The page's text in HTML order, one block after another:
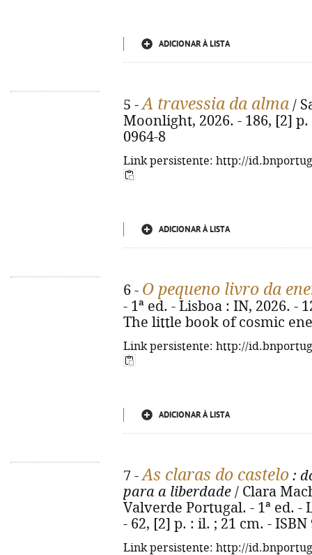
ADICIONAR À LISTA
5 -A travessia da alma /
Moonlight, 2026. - 186, [2] p.
0964-8
Link persistente: http://
ADICIONAR À LISTA
6 - O pequeno livro da
- 1ª ed. - Lisboa : IN, 2026. -
The little book of cosmic
Link persistente: http://
ADICIONAR À LISTA
7 -As claras do castelo :
para a liberdade / Clara
Valverde Portugal. - 1ª ed. -
- 62, [2] p. : il. ; 21 cm. - ISBN
Link persistente: http://